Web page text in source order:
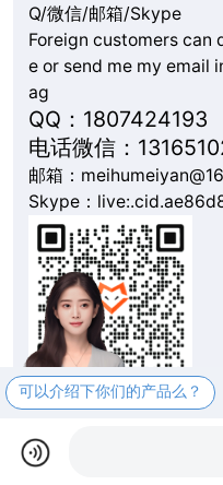
Q/微信/邮箱/Skype
Foreign customers can
e or send me my email
ag
QQ：1807424193
电话微信：
邮箱：
Skype：
可以介绍下你们的产品么？